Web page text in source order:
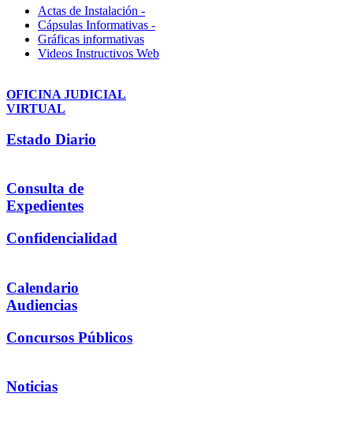
Actas de Instalación -
Cápsulas Informativas -
Gráficas informativas
Videos Instructivos Web
OFICINA JUDICIAL
VIRTUAL
Estado Diario
Consulta de
Expedientes
Confidencialidad
Calendario
Audiencias
Concursos Públicos
Noticias